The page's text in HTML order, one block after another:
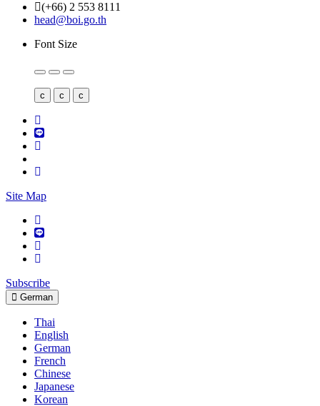
(+66) 2 553 8111
head@boi.go.th
Font Size
c c c
Site Map
Subscribe
German
Thai
English
German
French
Chinese
Japanese
Korean